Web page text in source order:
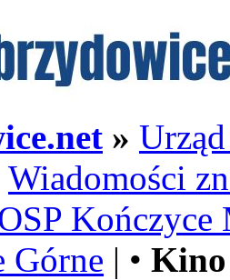
»
Wiadomości
Kończyce
Górne | •